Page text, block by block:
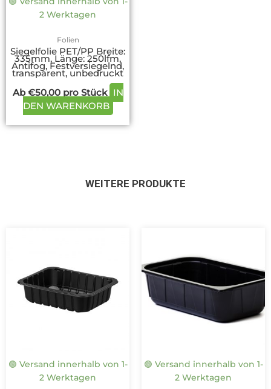
2 Werktagen
Folien
Siegelfolie PET/PP Breite:
335mm, Länge: 250lfm,
Antifog, Festversiegelnd,
transparent, unbedruckt
Ab€50,00pro Stück
IN
DEN WARENKORB
der
WEITERE PRODUKTE
🟢 Versand innerhalb von 1-
2 Werktagen
mehrere
Varianten
auf.
der
🟢 Versand innerhalb von 1-
2 Werktagen
mehrere
Die
der